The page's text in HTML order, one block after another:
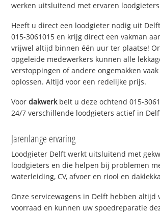
werken uitsluitend met ervaren
Heeft u direct een loodgieter nodig uit
015-3061015 en krijg direct een vakman
vrijwel altijd binnen één uur ter plaatse!
opgeleide medewerkers kunnen alle
verstoppingen of andere ongemakken
oplossen. Altijd voor een redelijke prijs.
Voordakwerkbelt u deze ochtend 015-
24/7 verschillende loodgieters actief in
Jarenlange ervaring
Loodgieter Delft werkt uitsluitend met
loodgieters en die helpen bij problemen
waterleiding, CV, afvoer en riool en
Onze servicewagens in Delft hebben altijd
voorraad en kunnen uw spoedreparatie